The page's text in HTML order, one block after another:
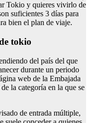
Tokio y quieres vivirlo de
suficientes 3 días para
bien el plan de viaje.
tokio
del país del que
durante un periodo
web de la Embajada
la categoría en la que se
de entrada múltiple,